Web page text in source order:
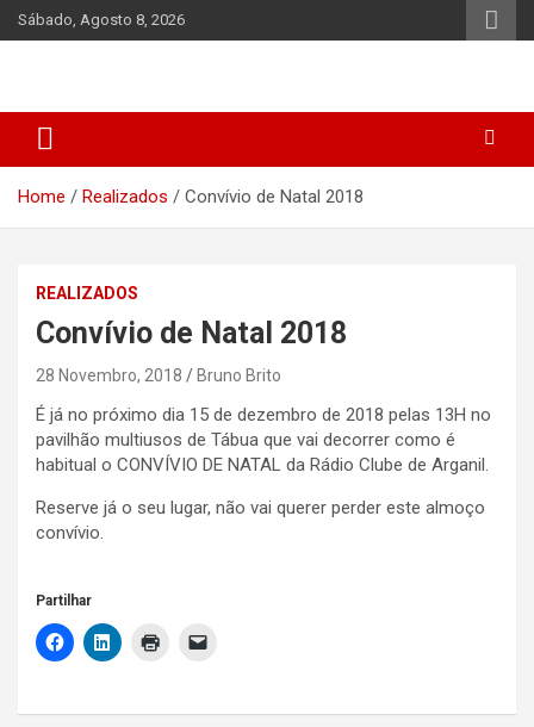
Skip
to
Sábado, Agosto 8, 2026
Home Realizados Convívio de Natal 2018
REALIZADOS
Convívio de Natal 2018
28 Novembro, 2018 Bruno Brito
É já no próximo dia 15 de dezembro de 2018 pelas 13H no
pavilhão multiusos de Tábua que vai decorrer como é
habitual o CONVÍVIO DE NATAL da Rádio Clube de Arganil.
Reserve já o seu lugar, não vai querer perder este almoço
convívio.
Partilhar